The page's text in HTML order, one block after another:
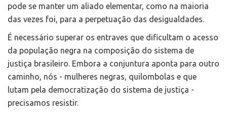
pode se manter um aliado elementar, como na maioria
das vezes foi, para a perpetuação das desigualdades.
É necessário superar os entraves que dificultam o acesso
da população negra na composição do sistema de
justiça brasileiro. Embora a conjuntura aponta para outro
caminho, nós - mulheres negras, quilombolas e que
lutam pela democratização do sistema de justiça -
precisamos resistir.